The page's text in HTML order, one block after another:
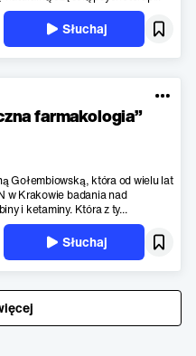
Słuchaj
farmakologia”
Gołembiowską, która od wielu lat
w Krakowie badania nad
i ketaminy. Która z ty...
Słuchaj